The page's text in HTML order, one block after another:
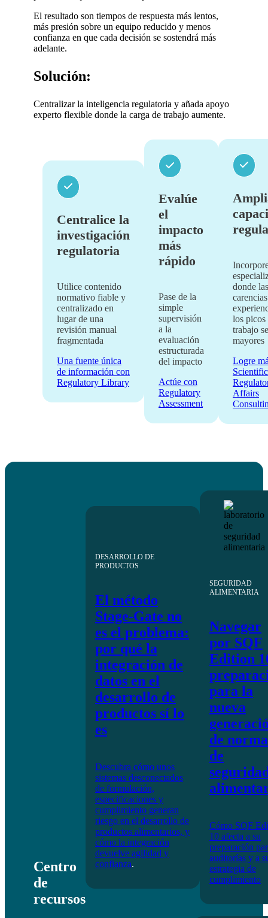
El resultado son tiempos de respuesta más lentos,
más presión sobre un equipo reducido y menos
confianza en que cada decisión se sostendrá más
adelante.
Solución:
Centralizar la inteligencia regulatoria y añada apoyo
experto flexible donde la carga de trabajo aumente.
Centralice la
investigación
regulatoria
Utilice contenido
normativo fiable y
centralizado en
lugar de una
revisión manual
fragmentada
Una fuente única
de información con
Regulatory Library
Evalúe
el
impacto
más
rápido
Pase de la
simple
supervisión
a la
evaluación
estructurada
del impacto
Actúe con
Regulatory
Assessment
donde las
los picos
trabajo
mayores
Logre
Affairs
Centro
de
recursos
DESARROLLO DE
PRODUCTOS
El método
Stage-Gate no
es el problema:
por qué la
integración de
datos en el
desarrollo de
productos sí lo
es
Descubra cómo unos
sistemas desconectados
de formulación,
especificaciones y
cumplimiento generan
riesgo en el desarrollo de
productos alimentarios, y
cómo la integración
devuelve agilidad y
confianza.
SEGURIDAD
ALIMENTARIA
Navegar
por SQF
Edition
para la
nueva
de
de
Cómo SQF
10 afecta a su
preparación
auditorías y a
estrategia de
cumplimiento